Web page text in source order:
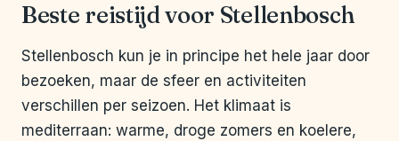
Beste reistijd voor Stellenbosch
Stellenbosch kun je in principe het hele jaar door
bezoeken, maar de sfeer en activiteiten
verschillen per seizoen. Het klimaat is
mediterraan: warme, droge zomers en koelere,